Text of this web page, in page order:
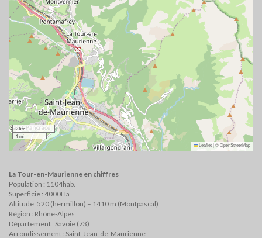
2 km
1 mi
Leaflet|©OpenStreetMap
La Tour-en-Maurienne en chiffres
Population : 1104hab.
Superficie : 4000Ha
Altitude: 520 (hermillon) – 1410 m (Montpascal)
Région : Rhône-Alpes
Département : Savoie (73)
Arrondissement : Saint-Jean-de-Maurienne